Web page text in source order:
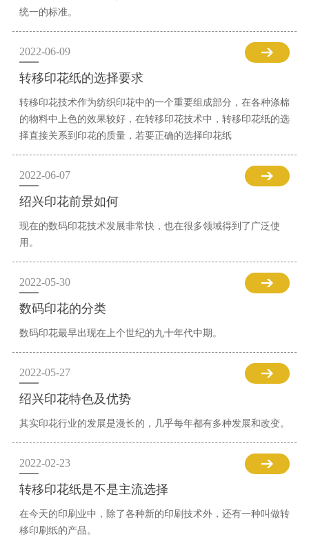
统一的标准。
2022-06-09
转移印花纸的选择要求
转移印花技术作为纺织印花中的一个重要组成部分，在各种涤棉
的物料中上色的效果较好，在转移印花技术中，转移印花纸的选
择直接关系到印花的质量，若要正确的选择印花纸
2022-06-07
绍兴印花前景如何
现在的数码印花技术发展非常快，也在很多领域得到了广泛使
用。
2022-05-30
数码印花的分类
数码印花最早出现在上个世纪的九十年代中期。
2022-05-27
绍兴印花特色及优势
其实印花行业的发展是漫长的，几乎每年都有多种发展和改变。
2022-02-23
转移印花纸是不是主流选择
在今天的印刷业中，除了各种新的印刷技术外，还有一种叫做转
移印刷纸的产品。